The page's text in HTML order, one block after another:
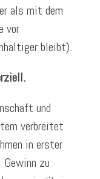
als mit dem
vor
bleibt).
und
verbreitet
in erster
zu